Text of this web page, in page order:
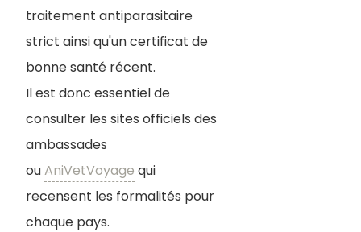
traitement antiparasitaire
strict ainsi qu'un certificat de
bonne santé récent.
Il est donc essentiel de
consulter les sites officiels des
ambassades
ouAniVetVoyage qui
recensent les formalités pour
chaque pays.